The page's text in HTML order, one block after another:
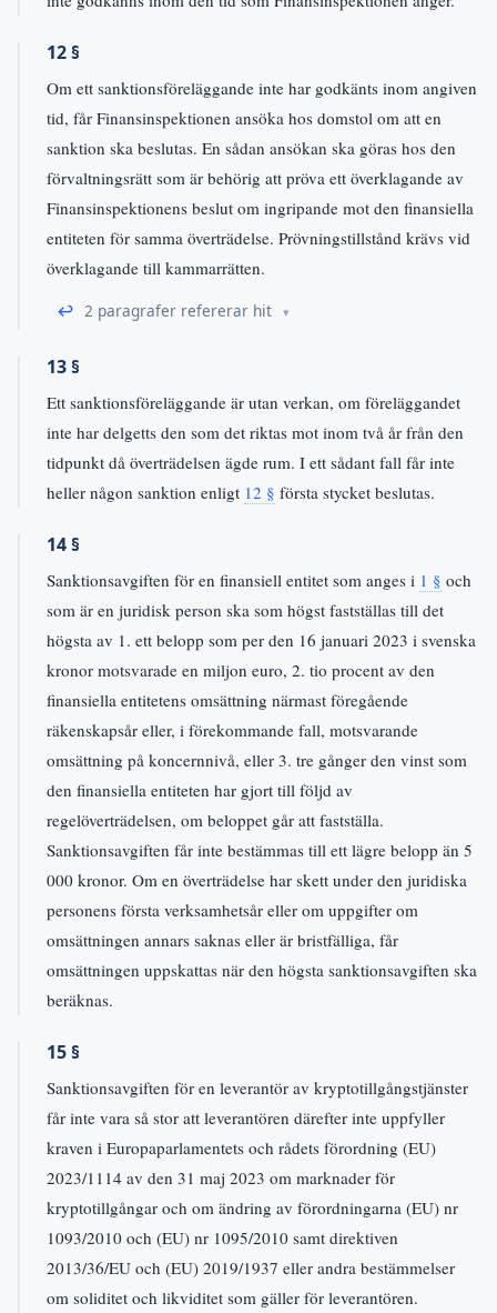
12 §
Om ett sanktionsföreläggande inte har godkänts inom angiven
tid, får Finansinspektionen ansöka hos domstol om att en
sanktion ska beslutas. En sådan ansökan ska göras hos den
förvaltningsrätt som är behörig att pröva ett överklagande av
Finansinspektionens beslut om ingripande mot den finansiella
entiteten för samma överträdelse. Prövningstillstånd krävs vid
överklagande till kammarrätten.
↩ 2 paragrafer refererar hit
13 §
Ett sanktionsföreläggande är utan verkan, om föreläggandet
inte har delgetts den som det riktas mot inom två år från den
tidpunkt då överträdelsen ägde rum. I ett sådant fall får inte
heller någon sanktion enligt 12 § första stycket beslutas.
14 §
Sanktionsavgiften för en finansiell entitet som anges i 1 § och
som är en juridisk person ska som högst fastställas till det
högsta av 1. ett belopp som per den 16 januari 2023 i svenska
kronor motsvarade en miljon euro, 2. tio procent av den
finansiella entitetens omsättning närmast föregående
räkenskapsår eller, i förekommande fall, motsvarande
omsättning på koncernnivå, eller 3. tre gånger den vinst som
den finansiella entiteten har gjort till följd av
regelöverträdelsen, om beloppet går att fastställa.
Sanktionsavgiften får inte bestämmas till ett lägre belopp än 5
000 kronor. Om en överträdelse har skett under den juridiska
personens första verksamhetsår eller om uppgifter om
omsättningen annars saknas eller är bristfälliga, får
omsättningen uppskattas när den högsta sanktionsavgiften ska
beräknas.
15 §
Sanktionsavgiften för en leverantör av kryptotillgångstjänster
får inte vara så stor att leverantören därefter inte uppfyller
kraven i Europaparlamentets och rådets förordning (EU)
2023/1114 av den 31 maj 2023 om marknader för
kryptotillgångar och om ändring av förordningarna (EU) nr
1093/2010 och (EU) nr 1095/2010 samt direktiven
2013/36/EU och (EU) 2019/1937 eller andra bestämmelser
om soliditet och likviditet som gäller för leverantören.